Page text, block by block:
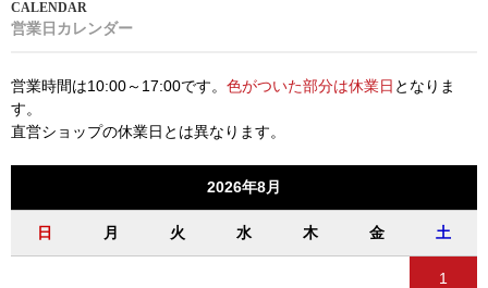
営業日カレンダー
営業時間は10:00～17:00です。 色がついた部分は休業日 となりま
す。
直営ショップの休業日とは異なります。
2026年8月
日 月 火 水 木 金 土
1